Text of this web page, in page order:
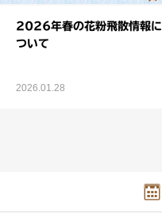
2026年春の花粉飛散情報に
ついて
2026.01.28